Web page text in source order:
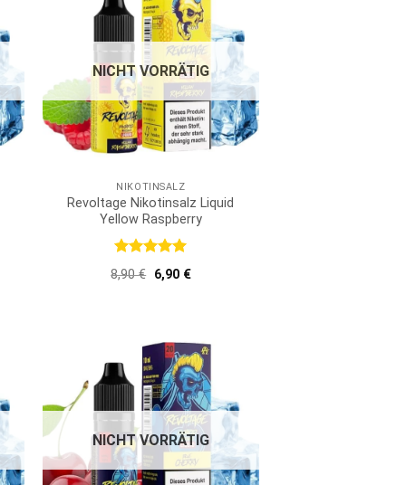
NICHT VORRÄTIG
NIKOTINSALZ
Revoltage Nikotinsalz Liquid
Yellow Raspberry
Bewertet
mit 5
von
8,90€ Ursprünglicher
Preis
6,90 €Aktueller
NICHT VORRÄTIG